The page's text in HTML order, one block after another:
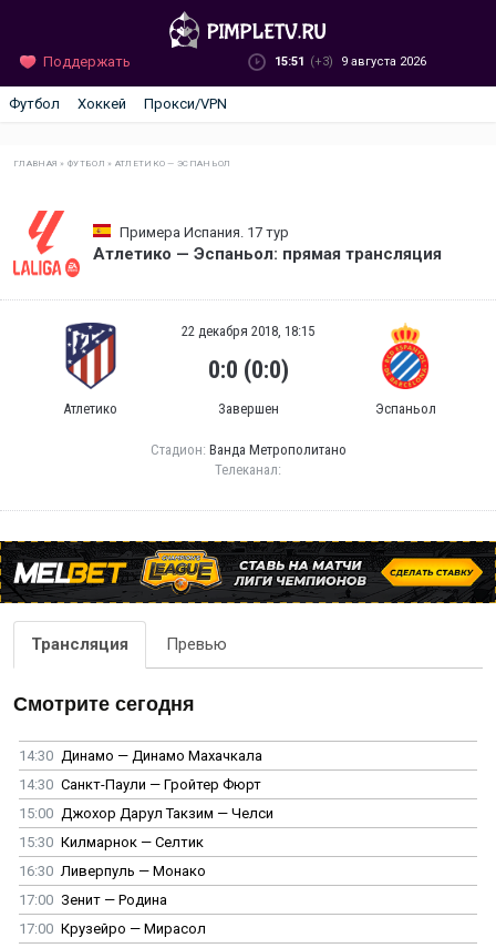
Поддержать 15:51 (+3) 9 августа 2026
Футбол Хоккей Прокси/VPN
ГЛАВНАЯ »ФУТБОЛ » АТЛЕТИКО — ЭСПАНЬОЛ
Примера Испания. 17 тур
Атлетико — Эспаньол: прямая трансляция
Атлетико
22 декабря 2018, 18:15
0:0 (0:0)
Завершен Эспаньол
Стадион: Ванда Метрополитано
Телеканал:
Трансляция Превью
Смотрите сегодня
14:30 Динамо — Динамо Махачкала
14:30 Санкт-Паули — Гройтер Фюрт
15:00 Джохор Дарул Такзим — Челси
15:30 Килмарнок — Селтик
16:30 Ливерпуль — Монако
17:00 Зенит — Родина
17:00 Крузейро — Мирасол